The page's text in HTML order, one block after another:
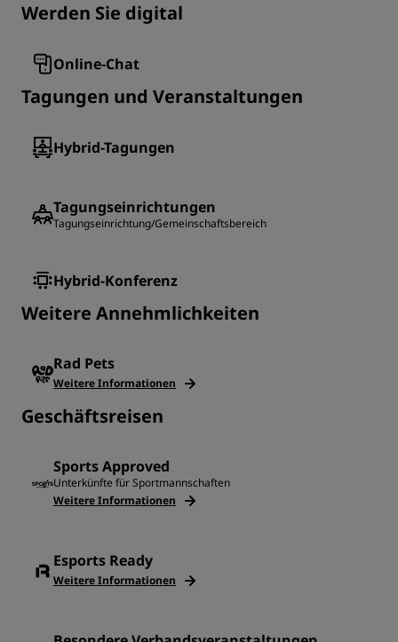
Werden Sie digital
Online-Chat
Tagungen und Veranstaltungen
Hybrid-Tagungen
Tagungseinrichtungen
Tagungseinrichtung/Gemeinschaftsbereich
Hybrid-Konferenz
Weitere Annehmlichkeiten
Rad Pets
Weitere Informationen
Geschäftsreisen
Sports Approved
Unterkünfte für Sportmannschaften
Weitere Informationen
Esports Ready
Weitere Informationen